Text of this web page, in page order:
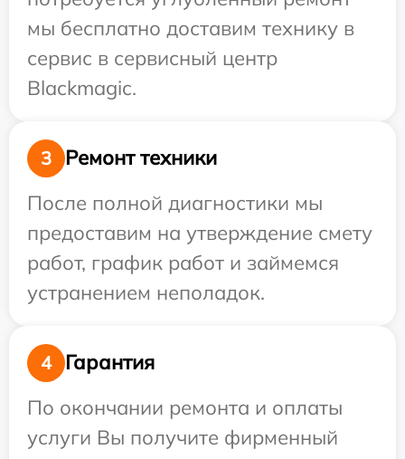
мы бесплатно доставим технику в
сервис в сервисный центр
Blackmagic.
3
Ремонт техники
После полной диагностики мы
предоставим на утверждение смету
работ, график работ и займемся
устранением неполадок.
4
Гарантия
По окончании ремонта и оплаты
услуги Вы получите фирменный